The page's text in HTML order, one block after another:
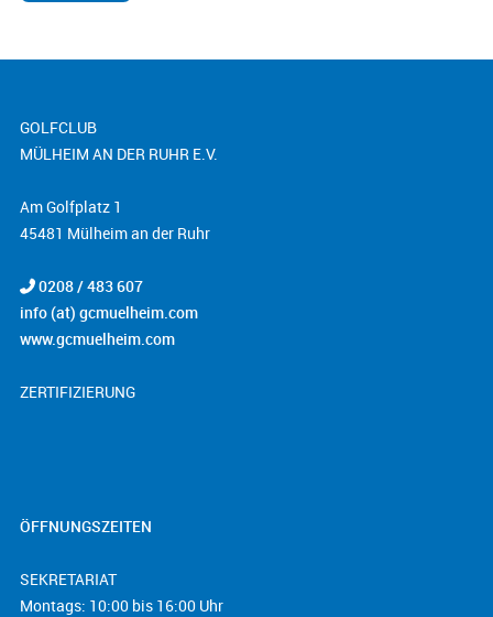
GOLFCLUB
MÜLHEIM AN DER RUHR E.V.
Am Golfplatz 1
45481 Mülheim an der Ruhr
0208 / 483 607
info (at) gcmuelheim.com
www.gcmuelheim.com
ZERTIFIZIERUNG
ÖFFNUNGSZEITEN
SEKRETARIAT
Montags: 10:00 bis 16:00 Uhr